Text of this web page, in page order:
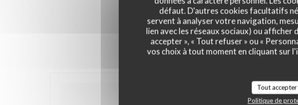
défaut. D'autres cookies facultatifs
servent à analyser votre navigation,
lien avec les réseaux sociaux) ou afficher
accepter », « Tout refuser » ou «
vos choix à tout moment en cliquant sur
Tout accepter
Politique de